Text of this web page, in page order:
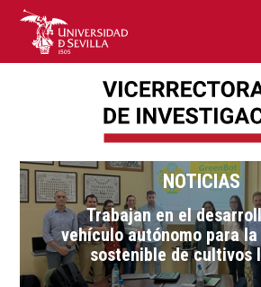
NOTICIAS
Trabajan en el
vehículo autónomo para
sostenible de cultivos